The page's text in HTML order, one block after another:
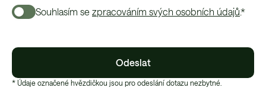
Souhlasím se zpracováním svých osobních údajů.*
Odeslat
* Údaje označené hvězdičkou jsou pro odeslání dotazu nezbytné.